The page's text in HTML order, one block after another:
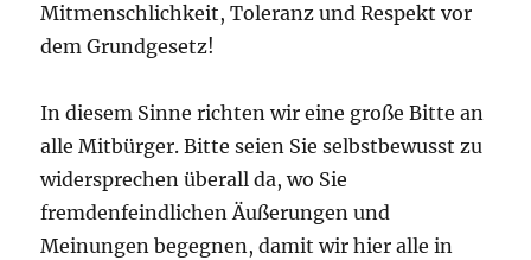
Mitmenschlichkeit, Toleranz und Respekt vor
dem Grundgesetz!
In diesem Sinne richten wir eine große Bitte an
alle Mitbürger. Bitte seien Sie selbstbewusst zu
widersprechen überall da, wo Sie
fremdenfeindlichen Äußerungen und
Meinungen begegnen, damit wir hier alle in